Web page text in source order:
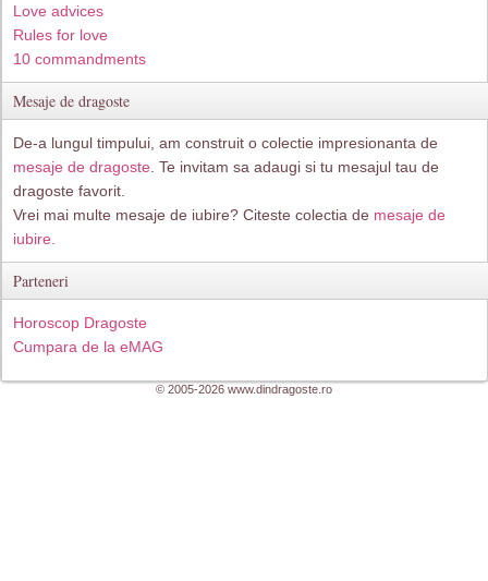
Love advices
Rules for love
10 commandments
Mesaje de dragoste
De-a lungul timpului, am construit o colectie impresionanta de
mesaje de dragoste . Te invitam sa adaugi si tu mesajul tau de
dragoste favorit.
Vrei mai multe mesaje de iubire? Citeste colectia de mesaje de
iubire.
Parteneri
Horoscop Dragoste
Cumpara de la eMAG
© 2005-2026 www.dindragoste.ro